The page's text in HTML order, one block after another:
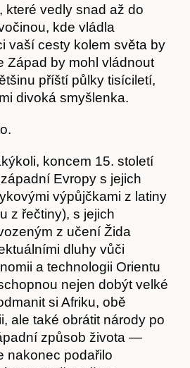
které vedly snad až do
kde vládla
vaší cesty kolem světa by
Západ by mohl vládnout
příští půlky tisíciletí,
divoká smyšlenka.
koncem 15. století
Evropy s jejich
výpůjčkami z latiny
z řečtiny), s jejich
z učení Žida
dluhy vůči
a technologii Orientu
nejen dobýt velké
si Afriku, obě
ale také obrátit národy po
způsob života —
nakonec podařilo